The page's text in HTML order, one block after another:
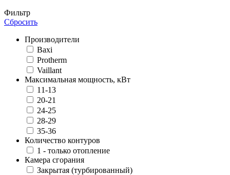
Фильтр
Сбросить
Производители
Baxi
Protherm
Vaillant
Максимальная мощность, кВт
11-13
20-21
24-25
28-29
35-36
Количество контуров
1 - только отопление
Камера сгорания
Закрытая (турбированный)